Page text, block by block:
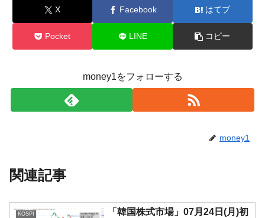
X Facebook はてブ
Pocket LINE コピー
money1をフォローする
money1
関連記事
KOSPI
「韓国株式市場」07月24日(月)初